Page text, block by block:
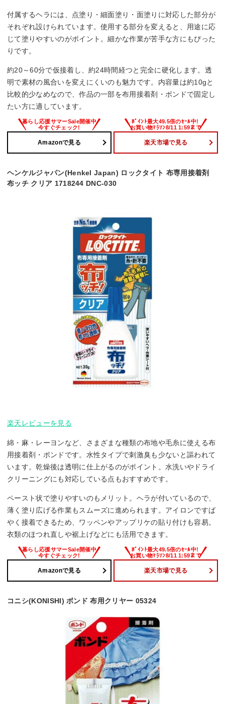
付属するヘラには、点塗り・細面塗り・面塗りに対応した部分が
それぞれ設けられています。使用する部分を変えると、用途に応
じて塗りやすいのがポイント。細かな作業が苦手な方にもぴった
りです。
約20～60分で仮接着し、約24時間経つと完全に硬化します。透
明で素材の風合いを変えにくいのも魅力です。内容量は約10gと
比較的少なめなので、作品の一部を布用接着剤・ボンドで固定し
たい方に適しています。
Amazonで見る 楽天市場で見る
ヘンケルジャパン(Henkel Japan) ロックタイト 布専用接着剤
布ッチ クリア 1718244 DNC-030
楽天レビューを見る
綿・麻・レーヨンなど、さまざまな種類の布地や毛糸に使える布
用接着剤・ボンドです。水性タイプで刺激臭も少ないと謳われて
います。乾燥後は透明に仕上がるのがポイント。水洗いやドライ
クリーニングにも対応している点もおすすめです。
ペースト状で塗りやすいのもメリット。ヘラが付いているので、
薄く塗り広げる作業もスムーズに進められます。アイロンですば
やく接着できるため、ワッペンやアップリケの貼り付けも容易。
衣類のほつれ直しや裾上げなどにも活用できます。
Amazonで見る 楽天市場で見る
コニシ(KONISHI) ボンド 布用クリヤー 05324